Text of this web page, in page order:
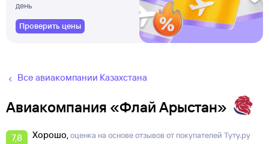
день
Проверить цены
Все авиакомпании Казахстана
Авиакомпания «Флай Арыстан»
7,8 Хорошо оценка на основе отзывов от покупателей Туту.ру